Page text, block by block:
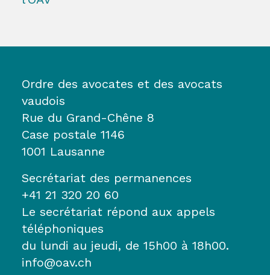
Ordre des avocates et des avocats
vaudois
Rue du Grand-Chêne 8
Case postale 1146
1001 Lausanne
Secrétariat des permanences
+41 21 320 20 60
Le secrétariat répond aux appels
téléphoniques
du lundi au jeudi, de 15h00 à 18h00.
info@oav.ch